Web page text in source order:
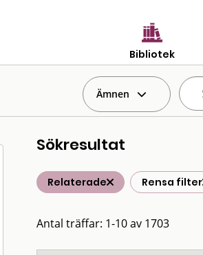
Bibliotek
Ämnen
Sökresultat
Relaterade Rensa filter
Antal träffar: 1-10 av 1703